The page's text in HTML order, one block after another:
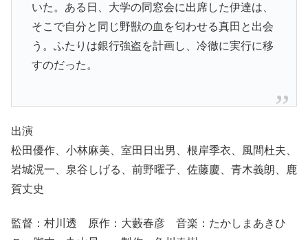
いた。ある日、大学の同窓会に出席した伊達は、
そこで自分と同じ野獣の血を匂わせる真田と出会
う。ふたりは銀行強盗を計画し、冷徹に実行に移
すのだった。
出演
松田優作、小林麻美、室田日出男、根岸季衣、風間杜夫、
岩城滉一、泉谷しげる、前野曜子、佐藤慶、青木義朗、鹿
賀丈史
監督：村川透 原作：大藪春彦 音楽：たかしまあきひ